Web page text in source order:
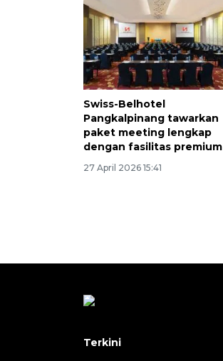
Swiss-Belhotel
Pangkalpinang tawarkan
paket meeting lengkap
dengan fasilitas premium
27 April 2026 15:41
Terkini